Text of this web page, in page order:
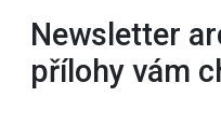
Newsletter
přílohy vám